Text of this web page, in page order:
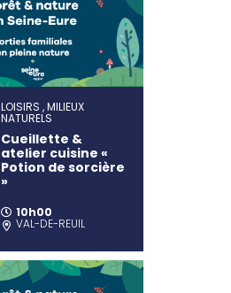
LOISIRS , MILIEUX
NATURELS
Cueillette &
atelier cuisine «
Potion de sorcière
»
10h00
VAL-DE-REUIL